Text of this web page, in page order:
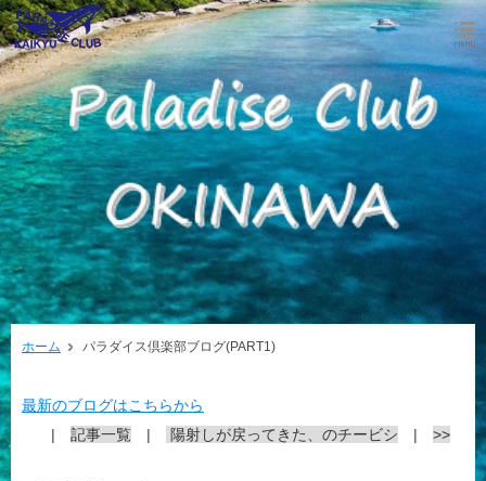
ホーム パラダイス倶楽部ブログ(PART1)
最新のブログはこちらから
| 記事一覧 | 陽射しが戻ってきた、のチービシ | >>